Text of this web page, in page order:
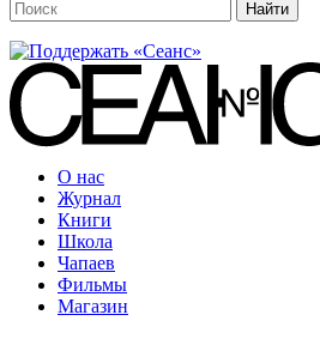
О нас
Журнал
Книги
Школа
Чапаев
Фильмы
Магазин